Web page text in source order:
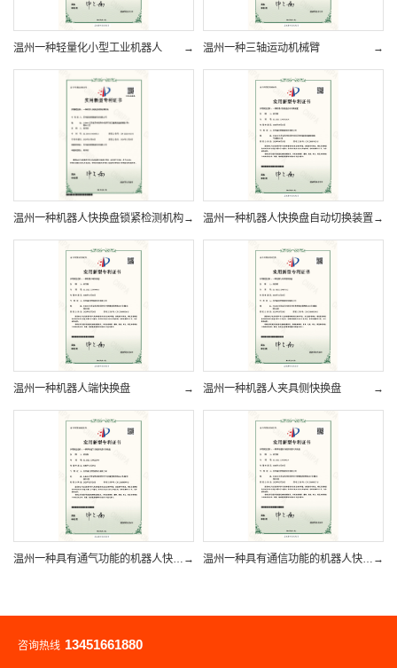
→
温州一种轻量化小型工业机器人 →
温州一种三轴运动机械臂
→
温州一种机器人快换盘锁紧检测机构 →
温州一种机器人快换盘自动切换装置
→
温州一种机器人端快换盘 →
温州一种机器人夹具侧快换盘
→
温州一种具有通气功能的机器人快换盘 →
温州一种具有通信功能的机器人快换盘
咨询热线 13451661880